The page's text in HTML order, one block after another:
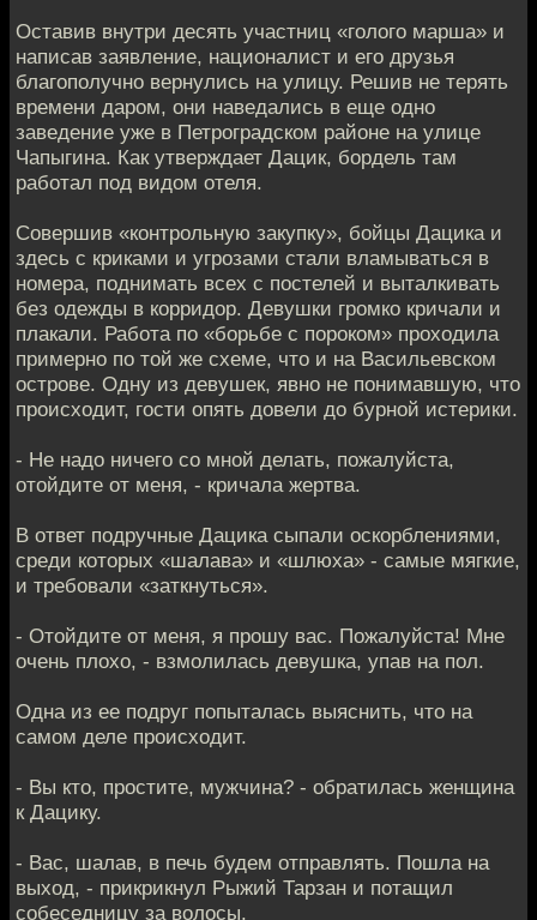
Оставив внутри десять участниц «голого марша» и
написав заявление, националист и его друзья
благополучно вернулись на улицу. Решив не терять
времени даром, они наведались в еще одно
заведение уже в Петроградском районе на улице
Чапыгина. Как утверждает Дацик, бордель там
работал под видом отеля.
Совершив «контрольную закупку», бойцы Дацика и
здесь с криками и угрозами стали вламываться в
номера, поднимать всех с постелей и выталкивать
без одежды в корридор. Девушки громко кричали и
плакали. Работа по «борьбе с пороком» проходила
примерно по той же схеме, что и на Васильевском
острове. Одну из девушек, явно не понимавшую, что
происходит, гости опять довели до бурной истерики.
- Не надо ничего со мной делать, пожалуйста,
отойдите от меня, - кричала жертва.
В ответ подручные Дацика сыпали оскорблениями,
среди которых «шалава» и «шлюха» - самые мягкие,
и требовали «заткнуться».
- Отойдите от меня, я прошу вас. Пожалуйста! Мне
очень плохо, - взмолилась девушка, упав на пол.
Одна из ее подруг попыталась выяснить, что на
самом деле происходит.
- Вы кто, простите, мужчина? - обратилась женщина
к Дацику.
- Вас, шалав, в печь будем отправлять. Пошла на
выход, - прикрикнул Рыжий Тарзан и потащил
собеседницу за волосы.